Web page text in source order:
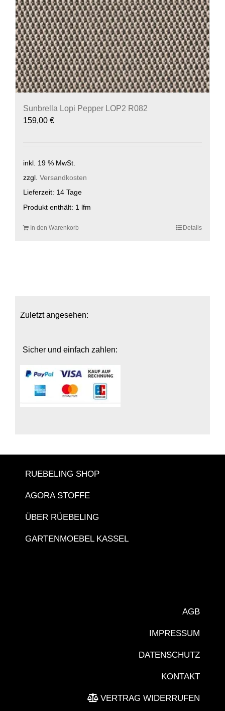
Sunbrella Lopi Pepper LOP2 R082
159,00 €
inkl. 19 % MwSt.
zzgl. Versandkosten
Lieferzeit: 14 Tage
Produkt enthält: 1 lfm
In den Warenkorb Details
Zuletzt angesehen:
Sicher und einfach zahlen:
RUEBELING SHOP
AGORA STOFFE
ÜBER RÜEBELING
GARTENMOEBEL KASSEL
AGB
IMPRESSUM
DATENSCHUTZ
KONTAKT
VERTRAG WIDERRUFEN